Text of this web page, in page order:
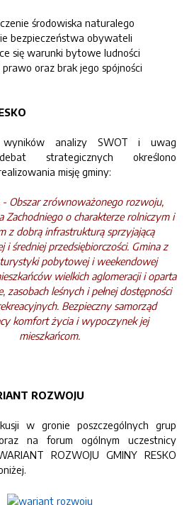
środowiska naturalego
bezpieczeństwa obywateli
się warunki bytowe ludności
oraz brak jego spójności
analizy SWOT i uwag
strategicznych określono
misję gminy:
- Obszar zrównoważonego rozwoju,
Zachodniego o charakterze rolniczym i
z dobrą infrastrukturą sprzyjającą
i średniej przedsiębiorczości. Gmina z
pobytowej i weekendowej
wielkich aglomeracji i oparta
zasobach leśnych i pełnej dostępności
Bezpieczny samorząd
komfort życia i wypoczynek jej
mieszkańcom.
ROZWOJU
w gronie poszczególnych grup
na forum ogólnym uczestnicy
ROZWOJU GMINY RESKO